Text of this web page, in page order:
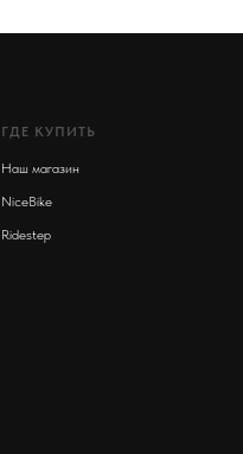
ГДЕ КУПИТЬ
Наш магазин
NiceBike
Ridestep